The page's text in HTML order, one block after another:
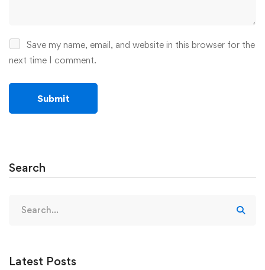
Save my name, email, and website in this browser for the
next time I comment.
Search
for:
Latest Posts